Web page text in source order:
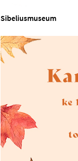
Sibeliusmuseum